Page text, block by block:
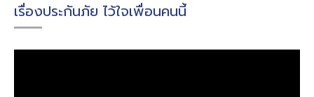
เรื่องประกันภัย ไว้ใจเพื่อนคนนี้